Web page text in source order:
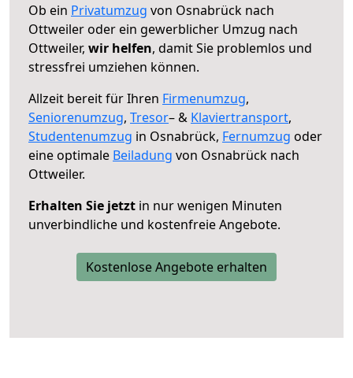
Ob ein Privatumzug von Osnabrück nach
Ottweiler oder ein gewerblicher Umzug nach
Ottweiler, wir helfen, damit Sie problemlos und
stressfrei umziehen können.
Allzeit bereit für Ihren Firmenumzug,
Seniorenumzug, Tresor– & Klaviertransport,
Studentenumzug in Osnabrück, Fernumzug oder
eine optimale Beiladung von Osnabrück nach
Ottweiler.
Erhalten Sie jetzt in nur wenigen Minuten
unverbindliche und kostenfreie Angebote.
Kostenlose Angebote erhalten